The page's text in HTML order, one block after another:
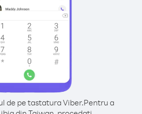
de pe tastatura Viber.Pentru a